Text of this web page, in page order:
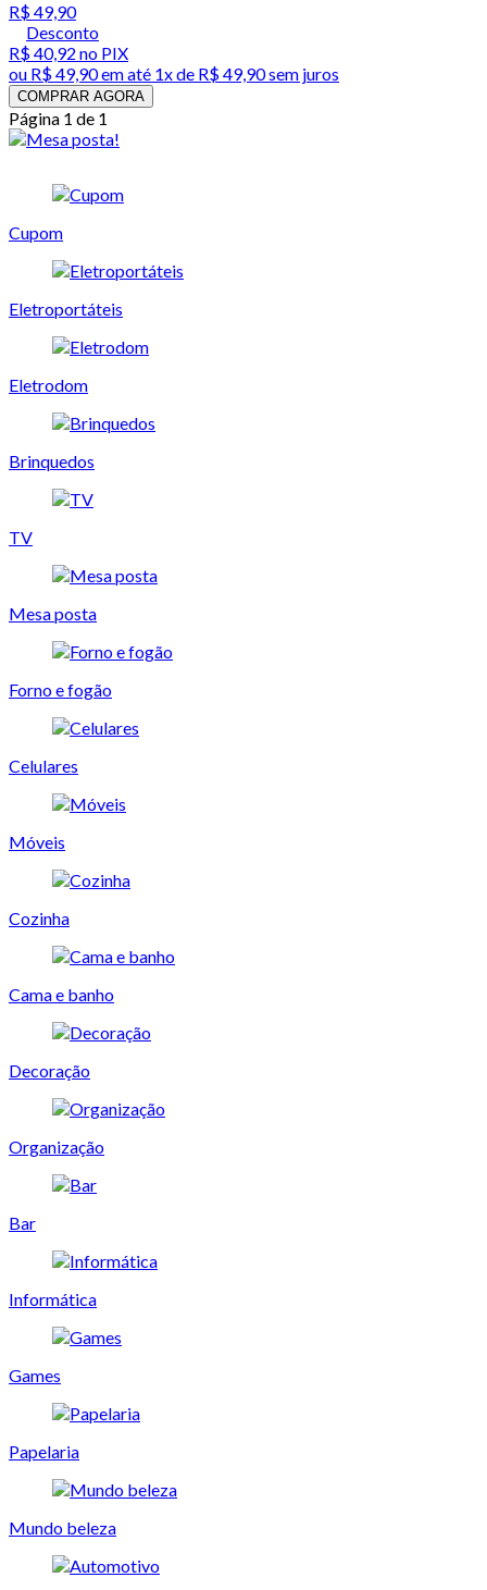
R$ 49,90
Desconto
R$ 40,92 no PIX
ou R$ 49,90em até 1x de R$ 49,90sem juros
COMPRAR AGORA
Página 1 de 1
Cupom
Eletroportáteis
Eletrodom
Brinquedos
TV
Mesa posta
Forno e fogão
Celulares
Móveis
Cozinha
Cama e banho
Decoração
Organização
Bar
Informática
Games
Papelaria
Mundo beleza